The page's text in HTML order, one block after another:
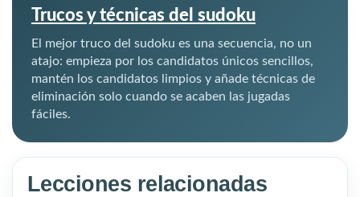
Trucos y técnicas del sudoku
El mejor truco del sudoku es una secuencia, no un
atajo: empieza por los candidatos únicos sencillos,
mantén los candidatos limpios y añade técnicas de
eliminación solo cuando se acaben las jugadas
fáciles.
Lecciones relacionadas